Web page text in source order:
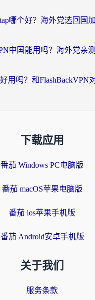
下载应用
番茄 Windows PC电脑版
番茄 macOS苹果电脑版
番茄 ios苹果手机版
番茄 Android安卓手机版
关于我们
服务条款